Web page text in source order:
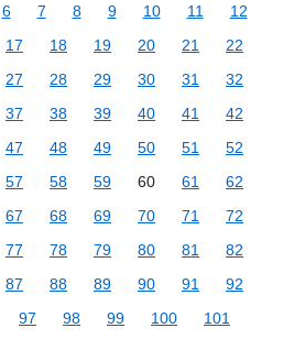
6 7 8 9 10 11
12
17 18 19 20 21
22
27 28 29 30 31
32
37 38 39 40 41
42
47 48 49 50 51
52
57 58 59 60 61
62
67 68 69 70 71
72
77 78 79 80 81
82
87 88 89 90 91
92
97 98 99 100
101